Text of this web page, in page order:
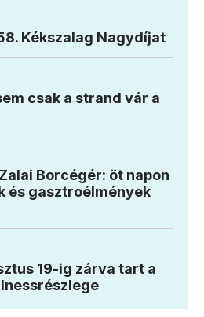
Kékszalag Nagydíjat
csak a strand vár a
Borcégér: öt napon
és gasztroélmények
19-ig zárva tart a